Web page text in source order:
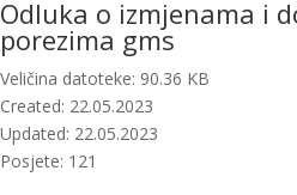
Odluka o izmjenama i
porezima gms
Veličina datoteke: 90.36 KB
Created: 22.05.2023
Updated: 22.05.2023
Posjete: 121